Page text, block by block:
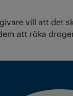
vill att det
att röka